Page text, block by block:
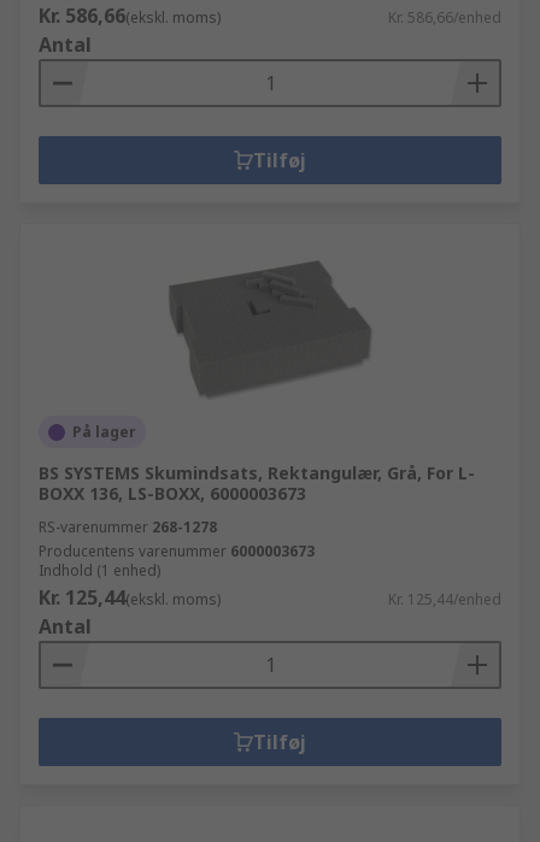
Kr. 586,66(ekskl. moms) Kr. 586,66/enhed
Antal
Tilføj
På lager
BS SYSTEMS Skumindsats, Rektangulær, Grå, For L-
BOXX 136, LS-BOXX, 6000003673
RS-varenummer 268-1278
Producentens varenummer 6000003673
Indhold (1 enhed)
Kr. 125,44(ekskl. moms) Kr. 125,44/enhed
Antal
Tilføj